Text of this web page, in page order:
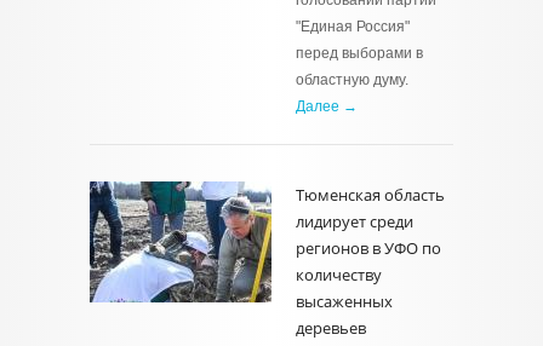
"Единая Россия"
перед выборами в
областную думу.
Далее →
Тюменская область
лидирует среди
регионов в УФО по
количеству
высаженных
деревьев